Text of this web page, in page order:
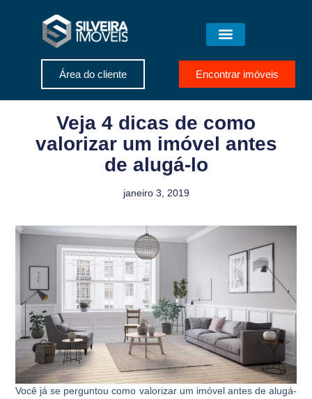
Área do cliente Encontrar imóveis
Veja 4 dicas de como
valorizar um imóvel antes
de alugá-lo
janeiro 3, 2019
Você já se perguntou como valorizar um imóvel antes de alugá-